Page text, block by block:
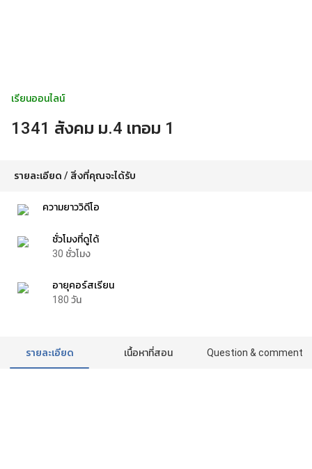
เรียนออนไลน์
1341 สังคม ม.4 เทอม 1
รายละเอียด / สิ่งที่คุณจะได้รับ
ความยาววิดีโอ
ชั่วโมงที่ดูได้
30 ชั่วโมง
อายุคอร์สเรียน
180 วัน
รายละเอียด เนื้อหาที่สอน Question & comment